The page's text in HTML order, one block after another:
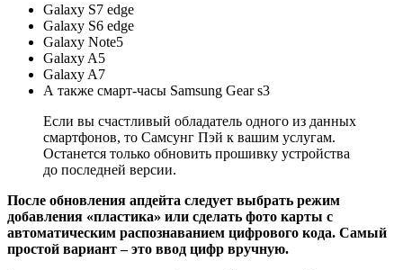
Galaxy S7 edge
Galaxy S6 edge
Galaxy Note5
Galaxy A5
Galaxy A7
А также смарт-часы Samsung Gear s3
Если вы счастливый обладатель одного из данных
смартфонов, то Самсунг Пэй к вашим услугам.
Останется только обновить прошивку устройства
до последней версии.
После обновления апдейта следует выбрать режим
добавления «пластика» или сделать фото карты с
автоматическим распознаванием цифрового кода. Самый
простой вариант – это ввод цифр вручную.